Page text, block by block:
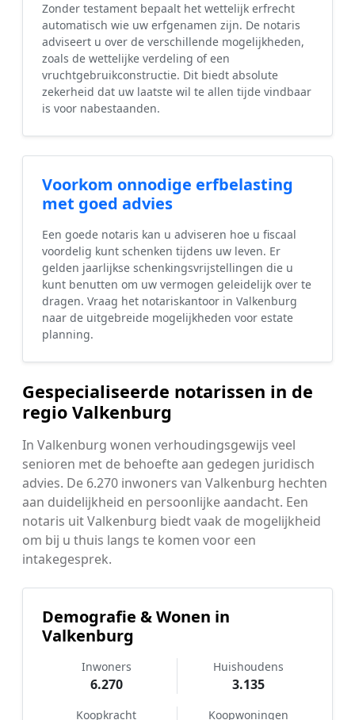
Zonder testament bepaalt het wettelijk erfrecht
automatisch wie uw erfgenamen zijn. De notaris
adviseert u over de verschillende mogelijkheden,
zoals de wettelijke verdeling of een
vruchtgebruikconstructie. Dit biedt absolute
zekerheid dat uw laatste wil te allen tijde vindbaar
is voor nabestaanden.
Voorkom onnodige erfbelasting
met goed advies
Een goede notaris kan u adviseren hoe u fiscaal
voordelig kunt schenken tijdens uw leven. Er
gelden jaarlijkse schenkingsvrijstellingen die u
kunt benutten om uw vermogen geleidelijk over te
dragen. Vraag het notariskantoor in Valkenburg
naar de uitgebreide mogelijkheden voor estate
planning.
Gespecialiseerde notarissen in de
regio Valkenburg
In Valkenburg wonen verhoudingsgewijs veel
senioren met de behoefte aan gedegen juridisch
advies. De 6.270 inwoners van Valkenburg hechten
aan duidelijkheid en persoonlijke aandacht. Een
notaris uit Valkenburg biedt vaak de mogelijkheid
om bij u thuis langs te komen voor een
intakegesprek.
Demografie & Wonen in
Valkenburg
Inwoners
6.270
Huishoudens
3.135
Koopkracht Koopwoningen